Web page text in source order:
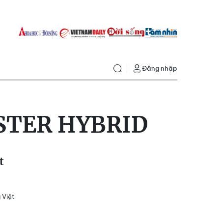
Đăng nhập
HYBRID
Việt